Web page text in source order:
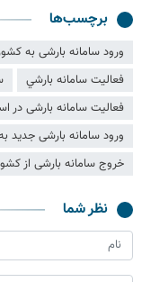
برچسب‌ها
ورود سامانه بارشی به
فعاليت سامانه بارشي
فعالیت سامانه بارشی در
ورود سامانه بارشی جدید
خروج سامانه بارشی از
نظر شما